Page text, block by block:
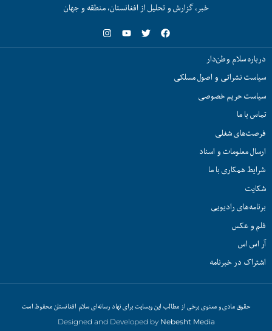
خبر، گزارش و تحلیل از افغانستان، منطقه و جهان
درباره سلام وطن‌دار
سیاست نشراتی و اصول مسلکی
سیاست حریم خصوصی
تماس با ما
فرصت‌های شغلی
ارسال معلومات و اسناد
شرایط همکاری با ما
شکایت
برنامه‌های رادیویی
فلم و عکس
آر اس اس
اشتراک در خبرنامه
حقوق مادی و معنوی برخی از مطالب این وبسایت برای نهاد رسانه‌ای سلام افغانستان محفوظ است
Designed and Developed by Nebesht Media